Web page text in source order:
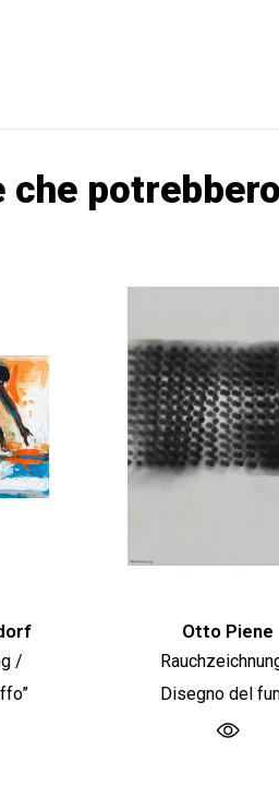
che
/
Otto Piene
Disegno del